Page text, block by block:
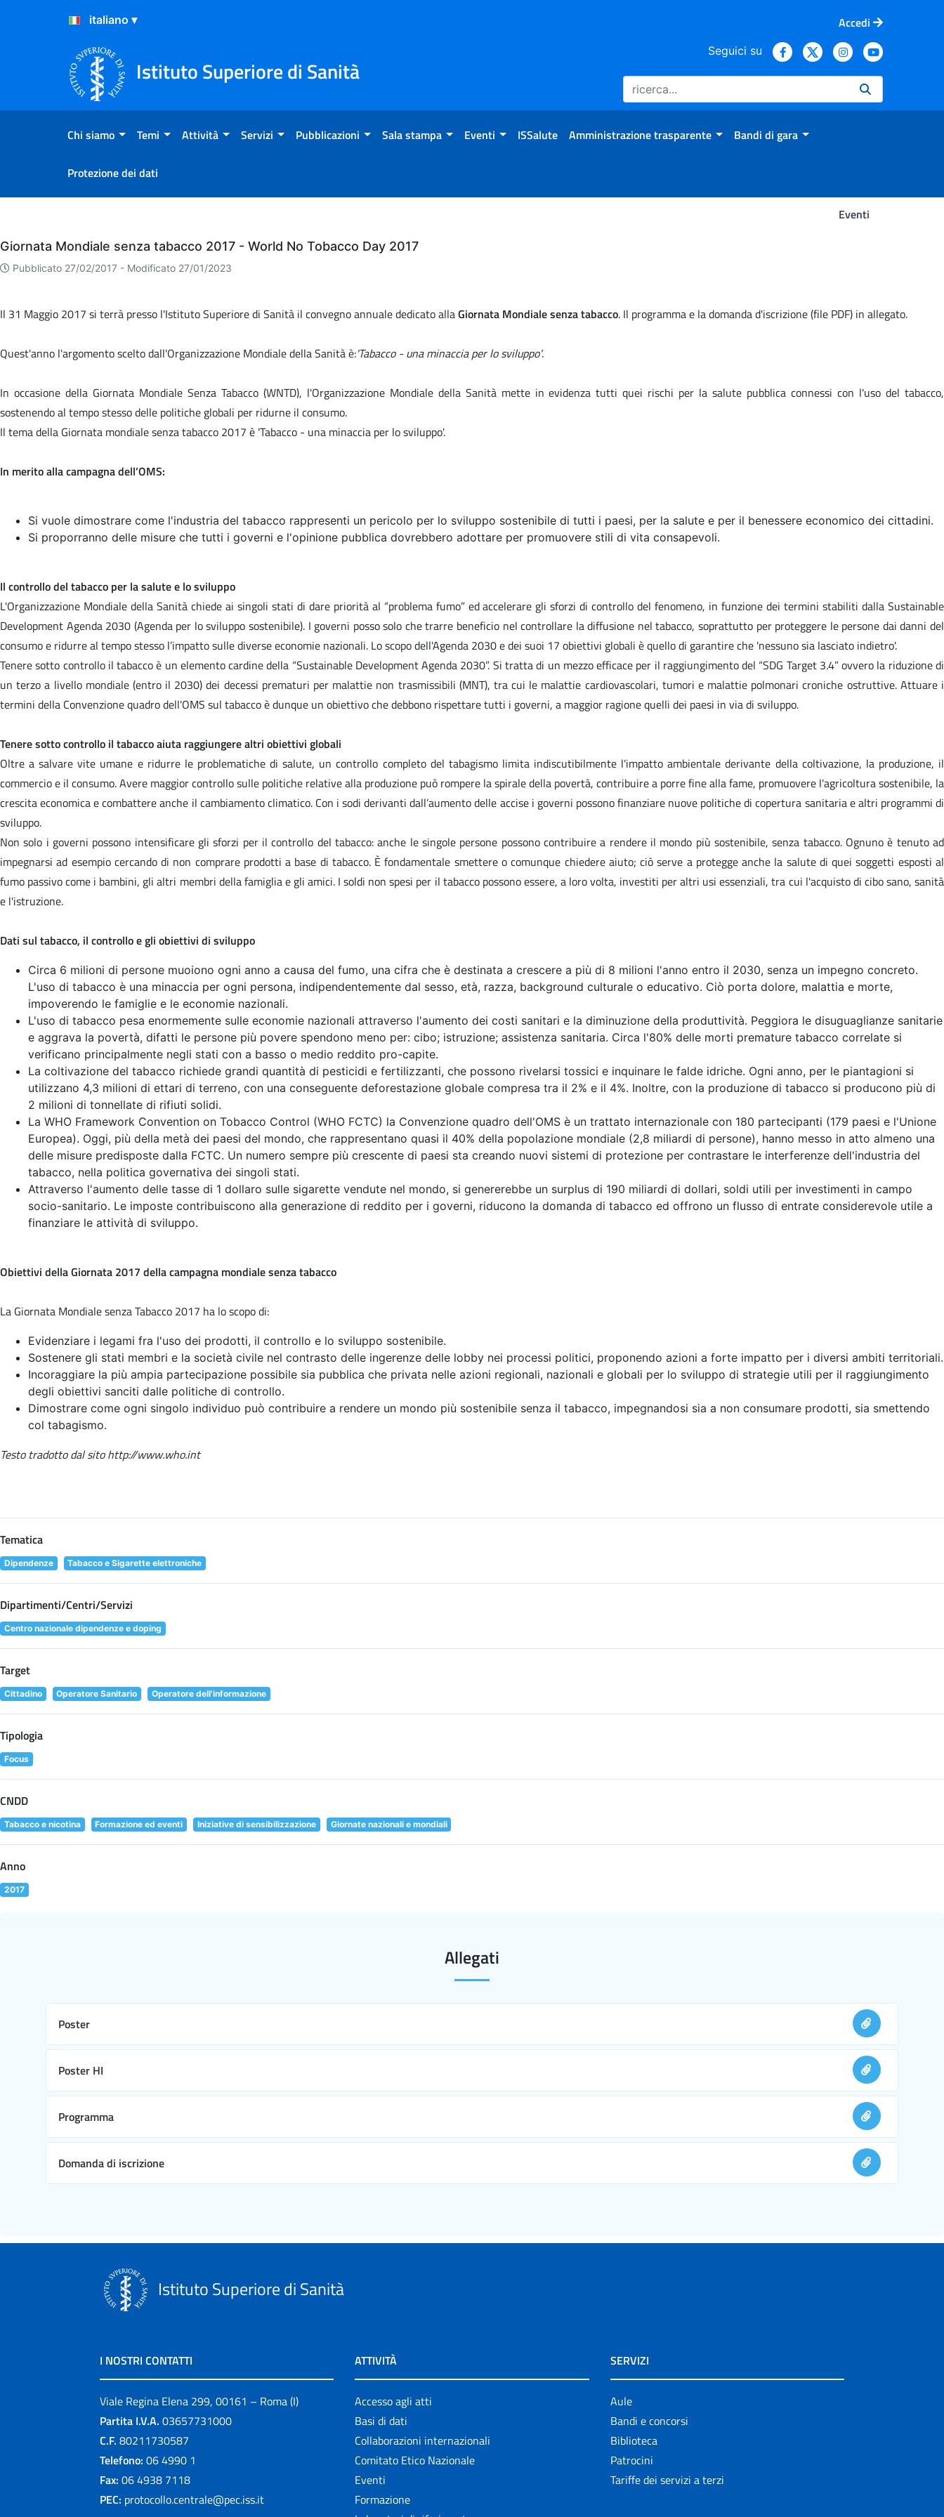
Salta al Contenuto
Salta al Footer
Accedi
Istituto Superiore di Sanità
Seguici su
Chi siamo Temi Attività Servizi Pubblicazioni Sala stampa Eventi ISSalute Amministrazione trasparente Bandi di gara
Protezione dei dati
Eventi
Eventi
Giornata Mondiale senza tabacco 2017 - World No Tobacco Day 2017
Pubblicato 27/02/2017 - Modificato 27/01/2023
Il 31 Maggio 2017 si terrà presso l'Istituto Superiore di Sanità il convegno annuale dedicato allaGiornata Mondiale senza tabacco. Il programma e la domanda d'iscrizione (file PDF) in allegato.
Quest'anno l'argomento scelto dall'Organizzazione Mondiale della Sanità è:'Tabacco - una minaccia per lo sviluppo'.
In occasione della Giornata Mondiale Senza Tabacco (WNTD), l'Organizzazione Mondiale della Sanità mette in evidenza tutti quei rischi per la salute pubblica connessi con l'uso del tabacco,
sostenendo al tempo stesso delle politiche globali per ridurne il consumo.
Il tema della Giornata mondiale senza tabacco 2017 è 'Tabacco - una minaccia per lo sviluppo'.
In merito alla campagna dell’OMS:
Si vuole dimostrare come l'industria del tabacco rappresenti un pericolo per lo sviluppo sostenibile di tutti i paesi, per la salute e per il benessere economico dei cittadini.
Si proporranno delle misure che tutti i governi e l'opinione pubblica dovrebbero adottare per promuovere stili di vita consapevoli.
Il controllo del tabacco per la salute e lo sviluppo
L'Organizzazione Mondiale della Sanità chiede ai singoli stati di dare priorità al “problema fumo” ed accelerare gli sforzi di controllo del fenomeno, in funzione dei termini stabiliti dalla Sustainable
Development Agenda 2030 (Agenda per lo sviluppo sostenibile). I governi posso solo che trarre beneficio nel controllare la diffusione nel tabacco, soprattutto per proteggere le persone dai danni del
consumo e ridurre al tempo stesso l’impatto sulle diverse economie nazionali. Lo scopo dell'Agenda 2030 e dei suoi 17 obiettivi globali è quello di garantire che 'nessuno sia lasciato indietro'.
Tenere sotto controllo il tabacco è un elemento cardine della “Sustainable Development Agenda 2030”. Si tratta di un mezzo efficace per il raggiungimento del “SDG Target 3.4” ovvero la riduzione di
un terzo a livello mondiale (entro il 2030) dei decessi prematuri per malattie non trasmissibili (MNT), tra cui le malattie cardiovascolari, tumori e malattie polmonari croniche ostruttive. Attuare i
termini della Convenzione quadro dell'OMS sul tabacco è dunque un obiettivo che debbono rispettare tutti i governi, a maggior ragione quelli dei paesi in via di sviluppo.
Tenere sotto controllo il tabacco aiuta raggiungere altri obiettivi globali
Oltre a salvare vite umane e ridurre le problematiche di salute, un controllo completo del tabagismo limita indiscutibilmente l'impatto ambientale derivante della coltivazione, la produzione, il
commercio e il consumo. Avere maggior controllo sulle politiche relative alla produzione può rompere la spirale della povertà, contribuire a porre fine alla fame, promuovere l'agricoltura sostenibile, la
crescita economica e combattere anche il cambiamento climatico. Con i sodi derivanti dall’aumento delle accise i governi possono finanziare nuove politiche di copertura sanitaria e altri programmi di
sviluppo.
Non solo i governi possono intensificare gli sforzi per il controllo del tabacco: anche le singole persone possono contribuire a rendere il mondo più sostenibile, senza tabacco. Ognuno è tenuto ad
impegnarsi ad esempio cercando di non comprare prodotti a base di tabacco. È fondamentale smettere o comunque chiedere aiuto; ciò serve a protegge anche la salute di quei soggetti esposti al
fumo passivo come i bambini, gli altri membri della famiglia e gli amici. I soldi non spesi per il tabacco possono essere, a loro volta, investiti per altri usi essenziali, tra cui l'acquisto di cibo sano, sanità
e l'istruzione.
Dati sul tabacco, il controllo e gli obiettivi di sviluppo
Circa 6 milioni di persone muoiono ogni anno a causa del fumo, una cifra che è destinata a crescere a più di 8 milioni l'anno entro il 2030, senza un impegno concreto.
L'uso di tabacco è una minaccia per ogni persona, indipendentemente dal sesso, età, razza, background culturale o educativo. Ciò porta dolore, malattia e morte,
impoverendo le famiglie e le economie nazionali.
L'uso di tabacco pesa enormemente sulle economie nazionali attraverso l'aumento dei costi sanitari e la diminuzione della produttività. Peggiora le disuguaglianze sanitarie
e aggrava la povertà, difatti le persone più povere spendono meno per: cibo; istruzione; assistenza sanitaria. Circa l'80% delle morti premature tabacco correlate si
verificano principalmente negli stati con a basso o medio reddito pro-capite.
La coltivazione del tabacco richiede grandi quantità di pesticidi e fertilizzanti, che possono rivelarsi tossici e inquinare le falde idriche. Ogni anno, per le piantagioni si
utilizzano 4,3 milioni di ettari di terreno, con una conseguente deforestazione globale compresa tra il 2% e il 4%. Inoltre, con la produzione di tabacco si producono più di
2 milioni di tonnellate di rifiuti solidi.
La WHO Framework Convention on Tobacco Control (WHO FCTC) la Convenzione quadro dell'OMS è un trattato internazionale con 180 partecipanti (179 paesi e l'Unione
Europea). Oggi, più della metà dei paesi del mondo, che rappresentano quasi il 40% della popolazione mondiale (2,8 miliardi di persone), hanno messo in atto almeno una
delle misure predisposte dalla FCTC. Un numero sempre più crescente di paesi sta creando nuovi sistemi di protezione per contrastare le interferenze dell'industria del
tabacco, nella politica governativa dei singoli stati.
Attraverso l'aumento delle tasse di 1 dollaro sulle sigarette vendute nel mondo, si genererebbe un surplus di 190 miliardi di dollari, soldi utili per investimenti in campo
socio-sanitario. Le imposte contribuiscono alla generazione di reddito per i governi, riducono la domanda di tabacco ed offrono un flusso di entrate considerevole utile a
finanziare le attività di sviluppo.
Obiettivi della Giornata 2017 della campagna mondiale senza tabacco
La Giornata Mondiale senza Tabacco 2017 ha lo scopo di:
Evidenziare i legami fra l'uso dei prodotti, il controllo e lo sviluppo sostenibile.
Sostenere gli stati membri e la società civile nel contrasto delle ingerenze delle lobby nei processi politici, proponendo azioni a forte impatto per i diversi ambiti territoriali.
Incoraggiare la più ampia partecipazione possibile sia pubblica che privata nelle azioni regionali, nazionali e globali per lo sviluppo di strategie utili per il raggiungimento
degli obiettivi sanciti dalle politiche di controllo.
Dimostrare come ogni singolo individuo può contribuire a rendere un mondo più sostenibile senza il tabacco, impegnandosi sia a non consumare prodotti, sia smettendo
col tabagismo.
Testo tradotto dal sito http://www.who.int
Tematica
Dipendenze Tabacco e Sigarette elettroniche
Dipartimenti/Centri/Servizi
Centro nazionale dipendenze e doping
Target
Cittadino Operatore Sanitario Operatore dell'informazione
Tipologia
Focus
CNDD
Tabacco e nicotina Formazione ed eventi Iniziative di sensibilizzazione Giornate nazionali e mondiali
Anno
2017
Allegati
Poster
Poster HI
Programma
Domanda di iscrizione
Istituto Superiore di Sanità
I NOSTRI CONTATTI
Viale Regina Elena 299, 00161 – Roma (I)
Partita I.V.A. 03657731000
C.F. 80211730587
Telefono: 06 4990 1
Fax: 06 4938 7118
PEC: protocollo.centrale@pec.iss.it
ATTIVITÀ
Accesso agli atti
Basi di dati
Collaborazioni internazionali
Comitato Etico Nazionale
Eventi
Formazione
SERVIZI
Aule
Bandi e concorsi
Biblioteca
Patrocini
Tariffe dei servizi a terzi